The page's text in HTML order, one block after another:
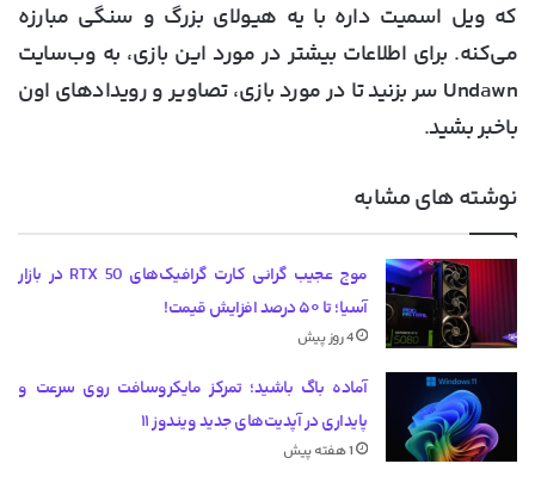
که ویل اسمیت داره با یه هیولای بزرگ و سنگی مبارزه
می‌کنه. برای اطلاعات بیشتر در مورد این بازی، به وب‌سایت
Undawn سر بزنید تا در مورد بازی، تصاویر و رویدادهای اون
باخبر بشید.
نوشته های مشابه
موج عجیب گرانی کارت گرافیک‌های RTX 50 در بازار
آسیا؛ تا ۵۰ درصد افزایش قیمت!
4 روز پیش
آماده باگ باشید؛ تمرکز مایکروسافت روی سرعت و
پایداری در آپدیت‌های جدید ویندوز ۱۱
1 هفته پیش